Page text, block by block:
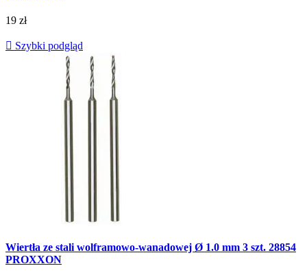
19 zł
 Szybki podgląd
Wiertła ze stali wolframowo-wanadowej Ø 1.0 mm 3 szt. 28854
PROXXON